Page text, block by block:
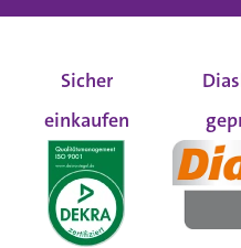
Sicher
einkaufen